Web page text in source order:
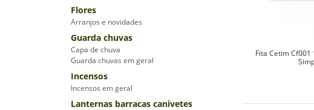
Flores
Arranjos e novidades
Guarda chuvas
Capa de chuva
Guarda chuvas em geral
Incensos
Incensos em geral
Lanternas barracas canivetes
Fita Cetim Cf001